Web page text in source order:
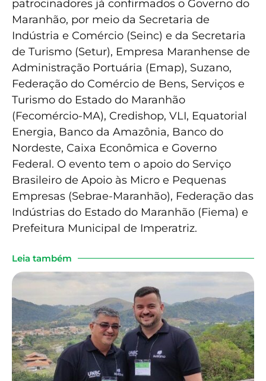
patrocinadores já confirmados o Governo do
Maranhão, por meio da Secretaria de
Indústria e Comércio (Seinc) e da Secretaria
de Turismo (Setur), Empresa Maranhense de
Administração Portuária (Emap), Suzano,
Federação do Comércio de Bens, Serviços e
Turismo do Estado do Maranhão
(Fecomércio-MA), Credishop, VLI, Equatorial
Energia, Banco da Amazônia, Banco do
Nordeste, Caixa Econômica e Governo
Federal. O evento tem o apoio do Serviço
Brasileiro de Apoio às Micro e Pequenas
Empresas (Sebrae-Maranhão), Federação das
Indústrias do Estado do Maranhão (Fiema) e
Prefeitura Municipal de Imperatriz.
Leia também